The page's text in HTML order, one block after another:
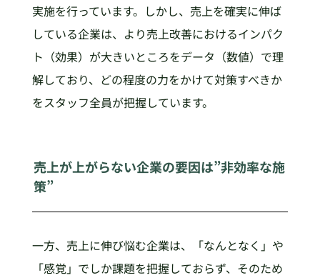
実施を行っています。しかし、売上を確実に伸ば
している企業は、より売上改善におけるインパク
ト（効果）が大きいところをデータ（数値）で理
解しており、どの程度の力をかけて対策すべきか
をスタッフ全員が把握しています。
売上が上がらない企業の要因は”非効率な施
策”
一方、売上に伸び悩む企業は、「なんとなく」や
「感覚」でしか課題を把握しておらず、そのため